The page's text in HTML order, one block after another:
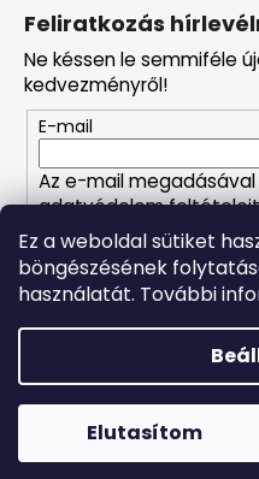
Ez a weboldal sütiket
böngészésének
használatát. További
Elutasítom
Forró napokon nem
történő kézbesítést. A magas
termékek átvételkor nem
Feliratkozás
Ne késsen le semmiféle
kedvezményről!
E-mail
Az e-mail
adatvédelem
FELIRATKOZÁS
Copyright 2026